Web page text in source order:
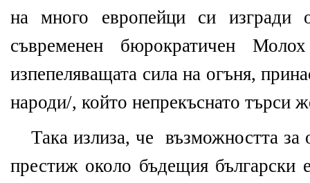
на много европейци си
съвременен бюрократичен
изпепеляващата сила на огъня,
народи/, който непрекъснато търси
Така излиза, че възможността за
престиж около бъдещия български